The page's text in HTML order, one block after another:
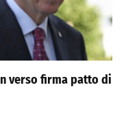
verso firma patto di